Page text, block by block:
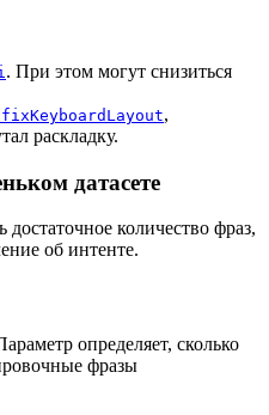
. При этом могут снизиться
,
раскладку.
датасете
количество фраз,
об интенте.
определяет, сколько
фразы